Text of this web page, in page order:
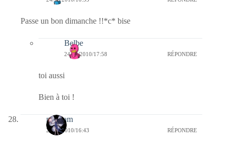
Passe un bon dimanche !!*c* bise
Belbe
24/10/2010/17:58 RÉPONDRE
toi aussi
Bien à toi !
magsam
24/10/2010/16:43 RÉPONDRE